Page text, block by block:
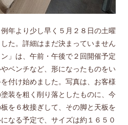
年より少し早く５月２８日の土曜
た。詳細はまだ決まっていません
」は、午前・午後で２回開催予定
ベンチなど、形になったものをい
付け始めました。写真は、お客様
装を粗く削り落としたものに、今
を６枚接ぎして、その脚と天板を
なる予定で、サイズは約１６５０